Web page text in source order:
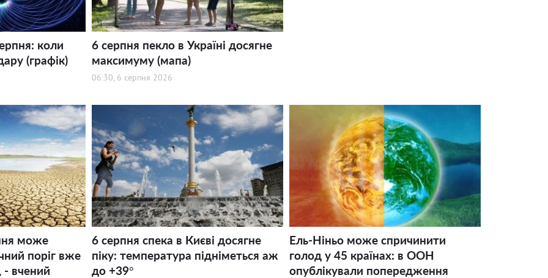
коли
(графік)
6 серпня пекло в Україні досягне
максимуму (мапа)
06:30, 6 серпня 2026
може
поріг вже
- вчений
6 серпня спека в Києві досягне
піку: температура підніметься аж
до +39°
Ель-Ніньо може спричинити
голод у 45 країнах: в ООН
опублікували попередження